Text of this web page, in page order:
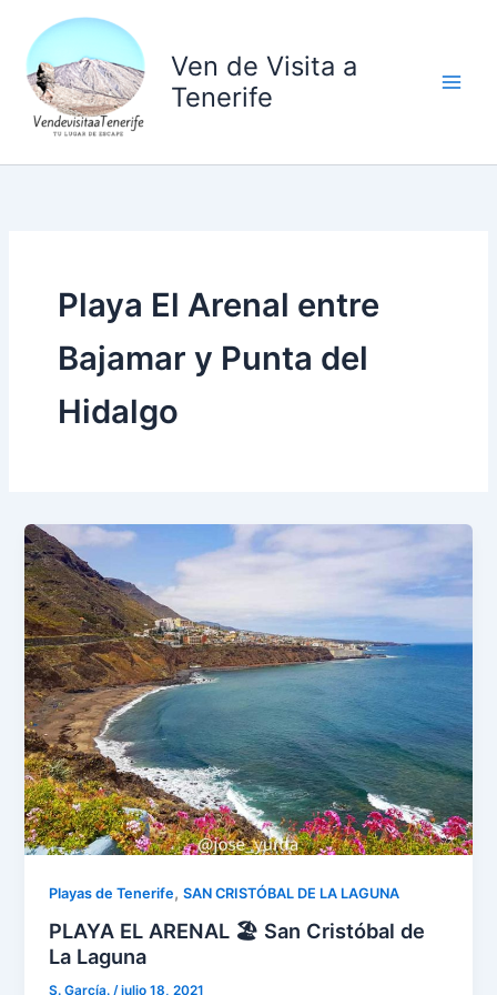
contenido
Ven de Visita a
Tenerife
Playa El Arenal entre
Bajamar y Punta del
Hidalgo
Playas de Tenerife,SAN CRISTÓBAL DE LA LAGUNA
PLAYA EL ARENAL 🏖️ San Cristóbal de
La Laguna
S. García./julio 18, 2021